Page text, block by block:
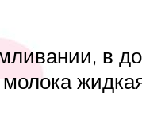
в
молока